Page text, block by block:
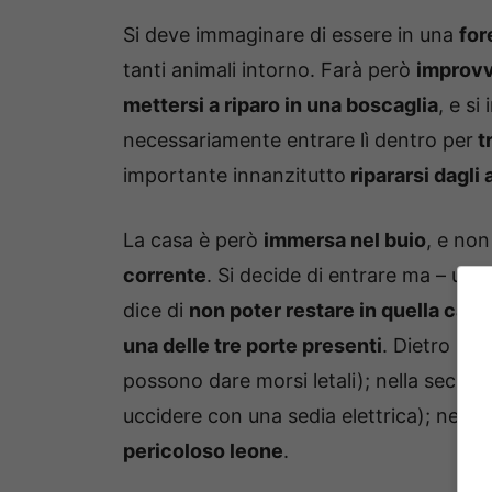
Si deve immaginare di essere in una
tanti animali intorno. Farà però
mettersi a riparo in una boscaglia, e si
necessariamente entrare lì dentro per
importante innanzitutto ripararsi dagli
La casa è però immersa nel buio, e
corrente. Si decide di entrare ma –
dice di non poter restare in quella casa
una delle tre porte presenti. Dietro la
possono dare morsi letali); nella
uccidere con una sedia elettrica); nella
pericoloso leone.